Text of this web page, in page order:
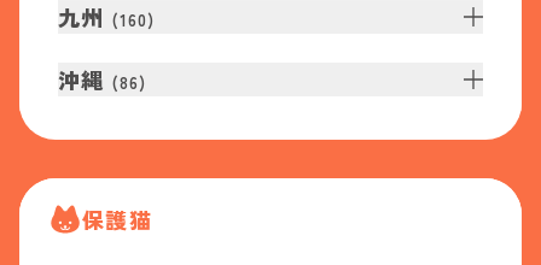
九州 (160)
沖縄 (86)
保護猫